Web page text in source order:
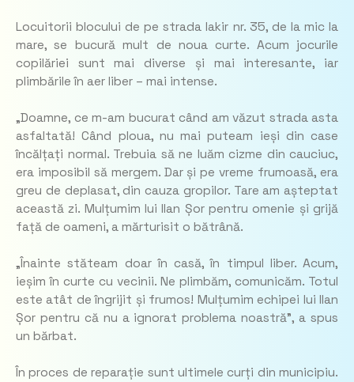
Locuitorii blocului de pe strada Iakir nr. 35, de la mic la
mare, se bucură mult de noua curte. Acum jocurile
copilăriei sunt mai diverse și mai interesante, iar
plimbările în aer liber – mai intense.
„Doamne, ce m-am bucurat când am văzut strada asta
asfaltată! Când ploua, nu mai puteam ieși din case
încălțați normal. Trebuia să ne luăm cizme din cauciuc,
era imposibil să mergem. Dar și pe vreme frumoasă, era
greu de deplasat, din cauza gropilor. Tare am așteptat
această zi. Mulțumim lui Ilan Șor pentru omenie și grijă
față de oameni, a mărturisit o bătrână.
„Înainte stăteam doar în casă, în timpul liber. Acum,
ieșim în curte cu vecinii. Ne plimbăm, comunicăm. Totul
este atât de îngrijit și frumos! Mulțumim echipei lui Ilan
Șor pentru că nu a ignorat problema noastră”, a spus
un bărbat.
În proces de reparație sunt ultimele curți din municipiu.